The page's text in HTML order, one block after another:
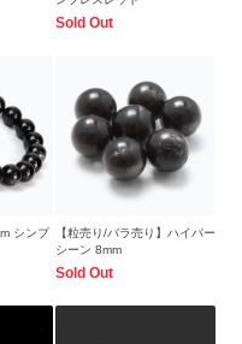
Sold Out
シンプ
【粒売り/バラ売り】ハイパー
シーン 8mm
Sold Out